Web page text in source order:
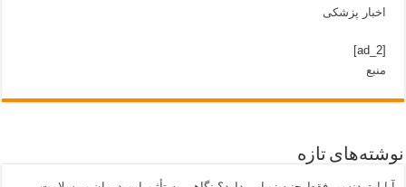
اخبار پزشکی
[ad_2]
منبع
نوشته‌های تازه